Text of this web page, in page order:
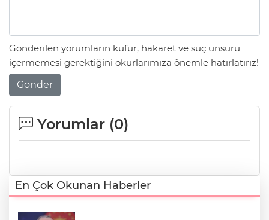
Gönderilen yorumların küfür, hakaret ve suç unsuru
içermemesi gerektiğini okurlarımıza önemle hatırlatırız!
Gönder
Yorumlar (0)
En Çok Okunan Haberler